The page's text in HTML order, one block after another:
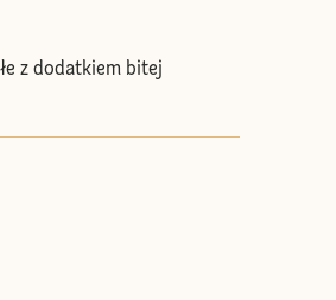
z dodatkiem bitej